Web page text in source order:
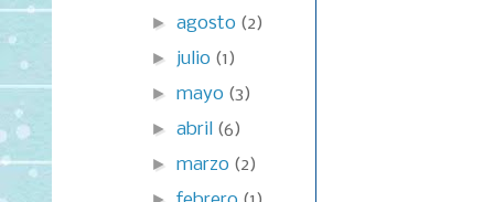
►agosto (2)
► julio (1)
►mayo (3)
►abril (6)
►marzo (2)